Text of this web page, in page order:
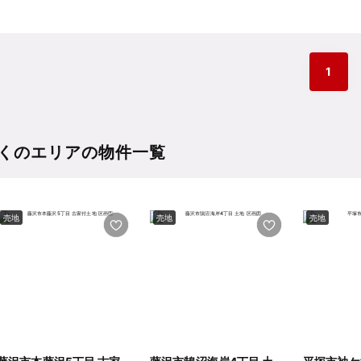
1
のエリアの物件一覧
売地 売地 売地